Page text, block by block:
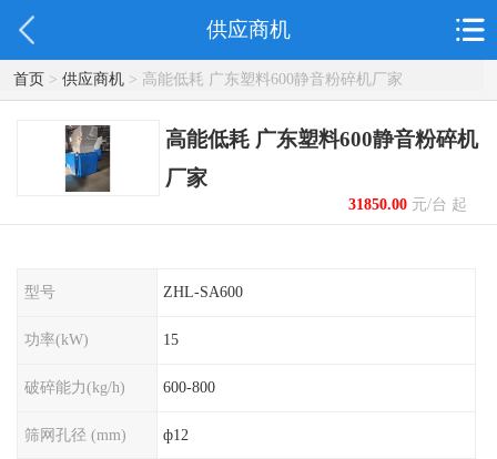
供应商机
首页> 供应商机> 高能低耗 广东塑料600静音粉碎机厂家
高能低耗 广东塑料600静音粉碎机
厂家
31850.00元/台 起
型号 ZHL-SA600
功率(kW) 15
破碎能力(kg/h) 600-800
筛网孔径 (mm) ф12